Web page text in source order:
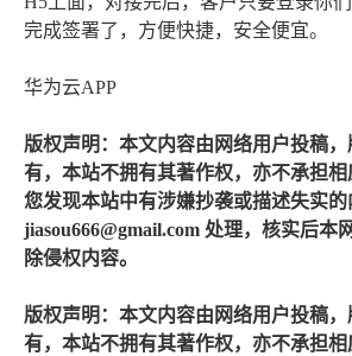
完成签署了，方便快捷，安全便宜。
华为云APP
版权声明：本文内容由网络用户投稿
有，本站不拥有其著作权，亦不承担
您发现本站中有涉嫌抄袭或描述失实的
jiasou666@gmail.com 处理，核实后本
除侵权内容。
版权声明：本文内容由网络用户投稿
有，本站不拥有其著作权，亦不承担